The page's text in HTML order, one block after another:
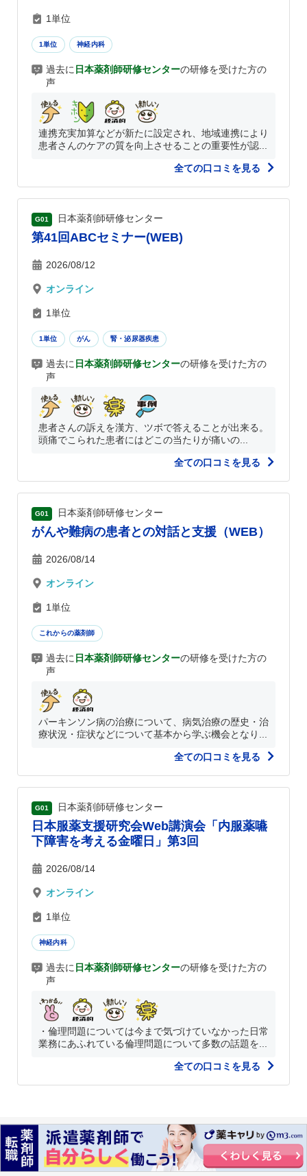
1単位
1単位 神経内科
過去に 日本薬剤師研修センターの研修を受けた方の
声
連携充実加算などが新たに設定され、地域連携により
患者さんのケアの質を向上させることの重要性が認...
全ての口コミを見る
G01 日本薬剤師研修センター
第41回ABCセミナー(WEB)
2026/08/12
オンライン
1単位
1単位 がん 腎・泌尿器疾患
過去に 日本薬剤師研修センターの研修を受けた方の
声
患者さんの訴えを漢方、ツボで答えることが出来る。
頭痛でこられた患者にはどこの当たりが痛いの...
全ての口コミを見る
G01 日本薬剤師研修センター
がんや難病の患者との対話と支援（WEB）
2026/08/14
オンライン
1単位
これからの薬剤師
過去に 日本薬剤師研修センターの研修を受けた方の
声
パーキンソン病の治療について、病気治療の歴史・治
療状況・症状などについて基本から学ぶ機会となり...
全ての口コミを見る
G01 日本薬剤師研修センター
日本服薬支援研究会Web講演会「内服薬嚥
下障害を考える金曜日」第3回
2026/08/14
オンライン
1単位
神経内科
過去に 日本薬剤師研修センターの研修を受けた方の
声
・倫理問題については今まで気づけていなかった日常
業務にあふれている倫理問題について多数の話題を...
全ての口コミを見る